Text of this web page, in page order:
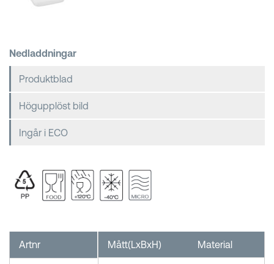
Nedladdningar
Produktblad
Högupplöst bild
Ingår i ECO
Mått(LxBxH) Material
Artnr